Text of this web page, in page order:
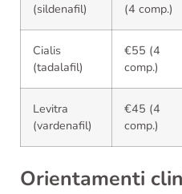
(sildenafil)
(4 comp.)
Cialis
(tadalafil)
€55 (4
comp.)
Levitra
(vardenafil)
€45 (4
comp.)
Orientamenti